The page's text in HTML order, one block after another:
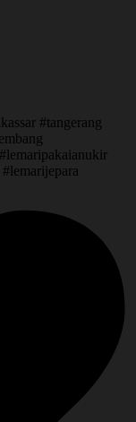
#tangerang